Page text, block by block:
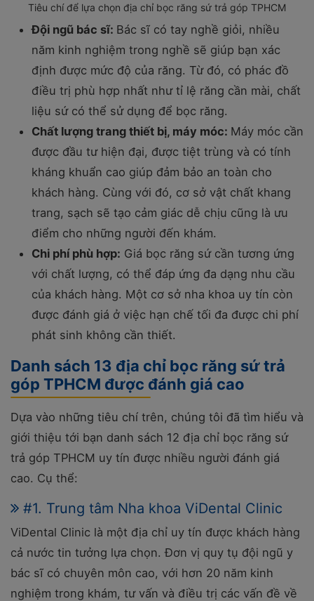
Tiêu chí để lựa chọn địa chỉ bọc răng sứ trả góp TPHCM
Đội ngũ bác sĩ: Bác sĩ có tay nghề giỏi, nhiều
năm kinh nghiệm trong nghề sẽ giúp bạn xác
định được mức độ của răng. Từ đó, có phác đồ
điều trị phù hợp nhất như tỉ lệ răng cần mài, chất
liệu sứ có thể sử dụng để bọc răng.
Chất lượng trang thiết bị, máy móc: Máy móc cần
được đầu tư hiện đại, được tiệt trùng và có tính
kháng khuẩn cao giúp đảm bảo an toàn cho
khách hàng. Cùng với đó, cơ sở vật chất khang
trang, sạch sẽ tạo cảm giác dễ chịu cũng là ưu
điểm cho những người đến khám.
Chi phí phù hợp: Giá bọc răng sứ cần tương ứng
với chất lượng, có thể đáp ứng đa dạng nhu cầu
của khách hàng. Một cơ sở nha khoa uy tín còn
được đánh giá ở việc hạn chế tối đa được chi phí
phát sinh không cần thiết.
Danh sách 13 địa chỉ bọc răng sứ trả
góp TPHCM được đánh giá cao
Dựa vào những tiêu chí trên, chúng tôi đã tìm hiểu và
giới thiệu tới bạn danh sách 12 địa chỉ bọc răng sứ
trả góp TPHCM uy tín được nhiều người đánh giá
cao. Cụ thể:
#1. Trung tâm Nha khoa ViDental Clinic
ViDental Clinic là một địa chỉ uy tín được khách hàng
cả nước tin tưởng lựa chọn. Đơn vị quy tụ đội ngũ y
bác sĩ có chuyên môn cao, với hơn 20 năm kinh
nghiệm trong khám, tư vấn và điều trị các vấn đề về